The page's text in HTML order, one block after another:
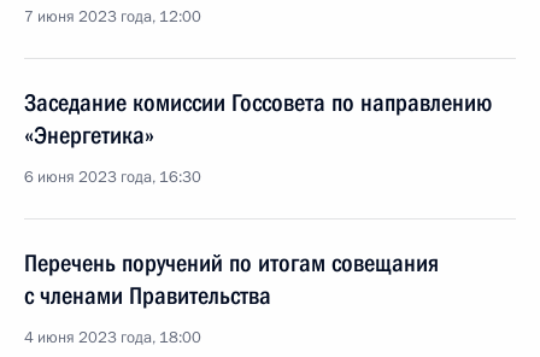
7 июня 2023 года, 12:00
Заседание комиссии Госсовета по направлению
«Энергетика»
6 июня 2023 года, 16:30
Перечень поручений по итогам совещания
с членами Правительства
4 июня 2023 года, 18:00